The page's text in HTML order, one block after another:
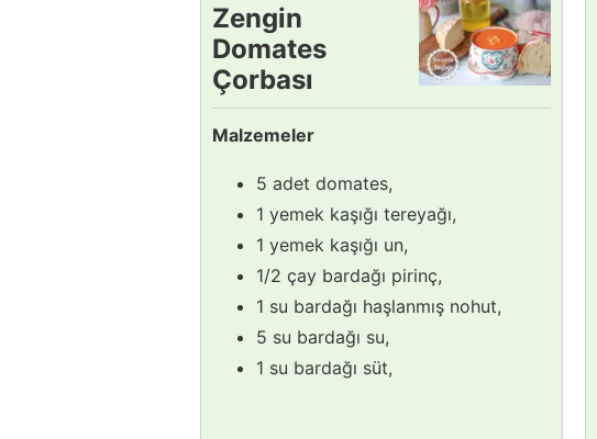
Zengin
Domates
Çorbası
Tarifi
Malzemeler
5 adet domates,
1 yemek kaşığı tereyağı,
1 yemek kaşığı un,
1/2 çay bardağı pirinç,
1 su bardağı haşlanmış nohut,
5 su bardağı su,
1 su bardağı süt,